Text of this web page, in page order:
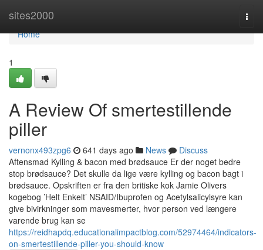
sites2000
Home
Home
1
A Review Of smertestillende
piller
vernonx493zpg6 641 days ago News
Discuss
Aftensmad Kylling & bacon med brødsauce Er der noget bedre
stop brødsauce? Det skulle da lige være kylling og bacon bagt i
brødsauce. Opskriften er fra den britiske kok Jamie Olivers
kogebog ’Helt Enkelt’ NSAID/Ibuprofen og Acetylsalicylsyre kan
give bivirkninger som mavesmerter, hvor person ved længere
varende brug kan se
https://reidhapdq.educationalimpactblog.com/52974464/indicators-
on-smertestillende-piller-you-should-know